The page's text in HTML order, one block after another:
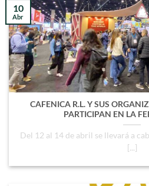
CAFENICA R.L. Y SUS
PARTICIPAN EN LA
Del 12 al 14 de abril se llevará a
[...]
10
Abr